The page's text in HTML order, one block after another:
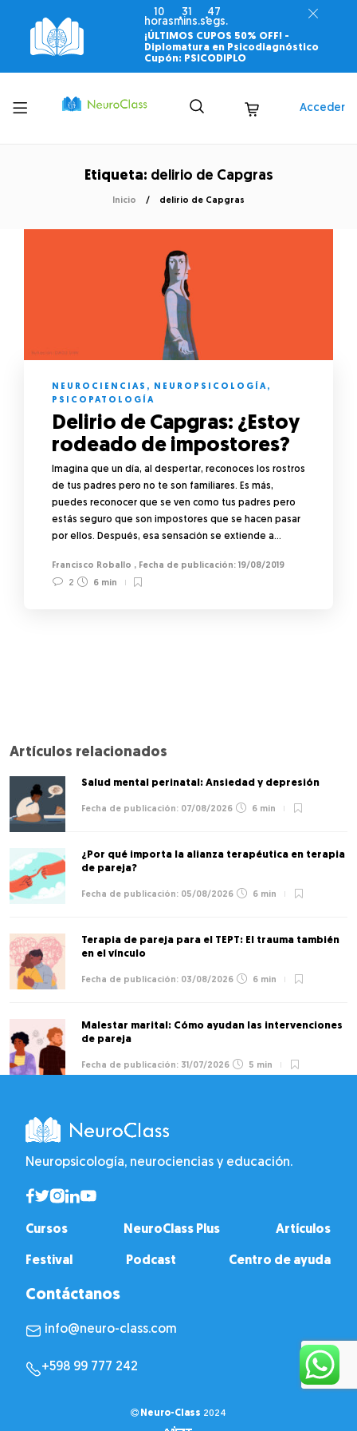
10
horas
31
mins.
46
segs.
¡ÚLTIMOS CUPOS 50% OFF! -
Diplomatura en Psicodiagnóstico
Cupón: PSICODIPLO
Toggle
menu
Acceder
Etiqueta: delirio de Capgras
Inicio delirio de Capgras
NEUROCIENCIAS , NEUROPSICOLOGÍA,
PSICOPATOLOGÍA
Delirio de Capgras: ¿Estoy
rodeado de impostores?
Imagina que un día, al despertar, reconoces los rostros
de tus padres pero no te son familiares. Es más,
puedes reconocer que se ven como tus padres pero
estás seguro que son impostores que se hacen pasar
por ellos. Después, esa sensación se extiende a…
Francisco Roballo ,
19/08/2019
2
6 min
Artículos relacionados
Salud mental perinatal: Ansiedad y depresión
07/08/2026 6 min
¿Por qué importa la alianza terapéutica en terapia
de pareja?
05/08/2026 6 min
Terapia de pareja para el TEPT: El trauma también
en el vínculo
03/08/2026 6 min
Malestar marital: Cómo ayudan las intervenciones
de pareja
31/07/2026 5 min
Neuropsicología, neurociencias y educación.
Cursos NeuroClass Plus Artículos
Festival Podcast Centro de ayuda
Contáctanos
info@neuro-class.com
+598 99 777 242
Neuro-Class 2024